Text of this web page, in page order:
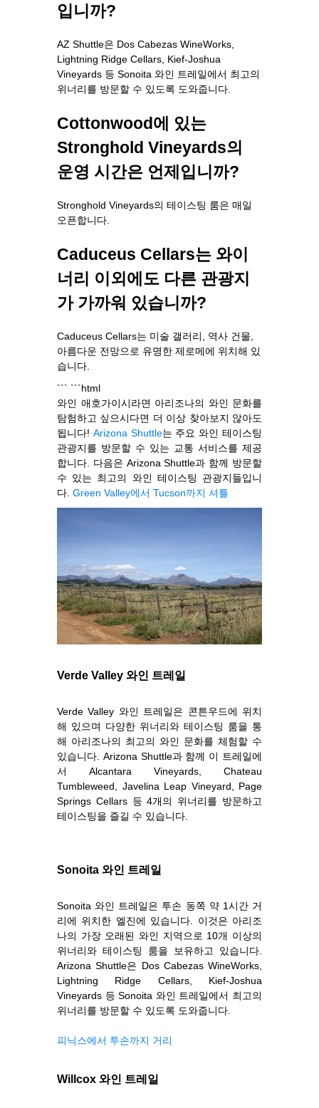
입니까?
AZ Shuttle은 Dos Cabezas WineWorks,
Lightning Ridge Cellars, Kief-Joshua
Vineyards 등 Sonoita 와인 트레일에서 최고의
위너리를 방문할 수 있도록 도와줍니다.
Cottonwood에 있는
Stronghold Vineyards의
운영 시간은 언제입니까?
Stronghold Vineyards의 테이스팅 룸은 매일
오픈합니다.
Caduceus Cellars는 와이
너리 이외에도 다른 관광지
가 가까워 있습니까?
Caduceus Cellars는 미술 갤러리, 역사 건물,
아름다운 전망으로 유명한 제로메에 위치해 있
습니다.
``` ```html
와인 애호가이시라면 아리조나의 와인 문화를
탐험하고 싶으시다면 더 이상 찾아보지 않아도
됩니다! Arizona Shuttle는 주요 와인 테이스팅
관광지를 방문할 수 있는 교통 서비스를 제공
합니다. 다음은 Arizona Shuttle과 함께 방문할
수 있는 최고의 와인 테이스팅 관광지들입니
다. Green Valley에서 Tucson까지 셔틀
Verde Valley 와인 트레일
Verde Valley 와인 트레일은 콘튼우드에 위치
해 있으며 다양한 위너리와 테이스팅 룸을 통
해 아리조나의 최고의 와인 문화를 체험할 수
있습니다. Arizona Shuttle과 함께 이 트레일에
서 Alcantara Vineyards, Chateau
Tumbleweed, Javelina Leap Vineyard, Page
Springs Cellars 등 4개의 위너리를 방문하고
테이스팅을 즐길 수 있습니다.
Sonoita 와인 트레일
Sonoita 와인 트레일은 투손 동쪽 약 1시간 거
리에 위치한 엘진에 있습니다. 이것은 아리조
나의 가장 오래된 와인 지역으로 10개 이상의
위너리와 테이스팅 룸을 보유하고 있습니다.
Arizona Shuttle은 Dos Cabezas WineWorks,
Lightning Ridge Cellars, Kief-Joshua
Vineyards 등 Sonoita 와인 트레일에서 최고의
위너리를 방문할 수 있도록 도와줍니다.
피닉스에서 투손까지 거리
Willcox 와인 트레일